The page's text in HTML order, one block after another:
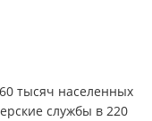
тысяч населенных
службы в 220